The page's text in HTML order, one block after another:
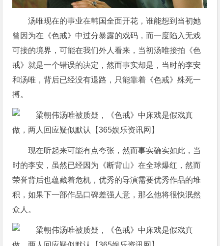
汤唯现在的事业在韩国全面开花，谁能想到当初她
曾因为在《色戒》中过分暴露的戏码，而一度陷入无戏
可接的境界，可能在我们外人看来，当初汤唯接拍《色
戒》就是一个错误的决定，然而事实却是，当时的李安
和汤唯，背后已经没有退路，只能靠着《色戒》殊死一
搏。
现在听起来可能有点夸张，然而事实确实如此，当
时的李安，虽然已经因为《断背山》在全球爆红，然而
荣誉背后也蕴藏着危机，优秀的导演需要优秀作品的堆
积，如果下一部作品口碑差强人意，那么他将很快泯然
众人。